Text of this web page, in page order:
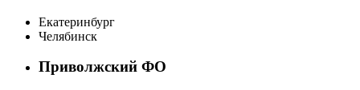
Екатеринбург
Челябинск
Приволжский ФО